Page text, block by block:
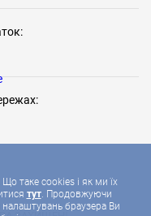
таке cookies і як ми їх
тут. Продовжуючи
браузера Ви